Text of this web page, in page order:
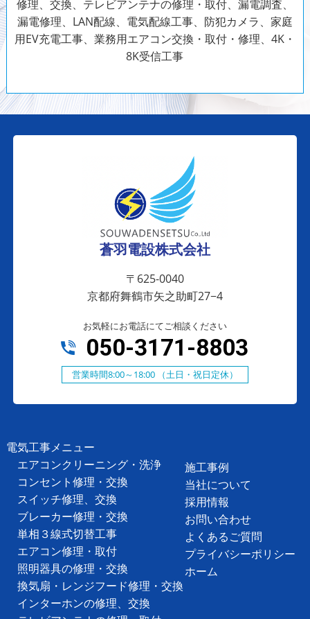
修理、交換、テレビアンテナの修理・取付、漏電調査、
漏電修理、LAN配線、電気配線工事、防犯カメラ、家庭
用EV充電工事、業務用エアコン交換・取付・修理、4K・
8K受信工事
蒼羽電設株式会社
〒625-0040
京都府舞鶴市矢之助町27−4
お気軽にお電話にてご相談ください
050-3171-8803
営業時間8:00～18:00 （土日・祝日定休）
電気工事メニュー
エアコンクリーニング・洗浄
コンセント修理・交換
スイッチ修理、交換
ブレーカー修理・交換
単相３線式切替工事
エアコン修理・取付
照明器具の修理・交換
換気扇・レンジフード修理・交換
インターホンの修理、交換
施工事例
当社について
採用情報
お問い合わせ
よくあるご質問
プライバシーポリシー
ホーム